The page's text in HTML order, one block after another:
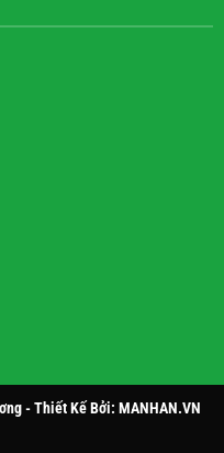
- Thiết Kế Bởi: MANHAN.VN